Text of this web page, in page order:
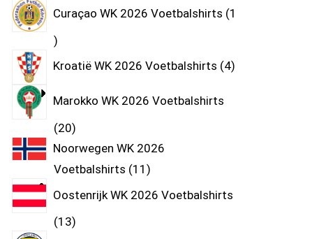
Curaçao WK 2026 Voetbalshirts 1
Kroatië WK 2026 Voetbalshirts 4
Marokko WK 2026 Voetbalshirts
20
Noorwegen WK 2026
Voetbalshirts 11
Oostenrijk WK 2026 Voetbalshirts
13